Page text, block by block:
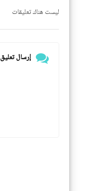
ليست هناك تعليقات
إرسال تعليق